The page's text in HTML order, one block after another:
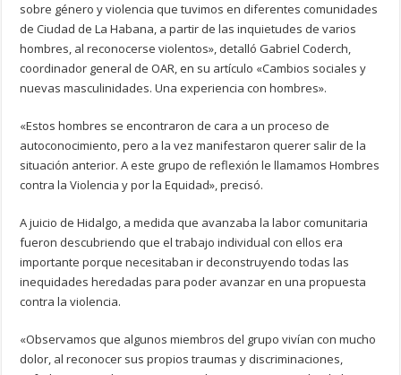
sobre género y violencia que tuvimos en diferentes comunidades
de Ciudad de La Habana, a partir de las inquietudes de varios
hombres, al reconocerse violentos», detalló Gabriel Coderch,
coordinador general de OAR, en su artículo «Cambios sociales y
nuevas masculinidades. Una experiencia con hombres».
«Estos hombres se encontraron de cara a un proceso de
autoconocimiento, pero a la vez manifestaron querer salir de la
situación anterior. A este grupo de reflexión le llamamos Hombres
contra la Violencia y por la Equidad», precisó.
A juicio de Hidalgo, a medida que avanzaba la labor comunitaria
fueron descubriendo que el trabajo individual con ellos era
importante porque necesitaban ir deconstruyendo todas las
inequidades heredadas para poder avanzar en una propuesta
contra la violencia.
«Observamos que algunos miembros del grupo vivían con mucho
dolor, al reconocer sus propios traumas y discriminaciones,